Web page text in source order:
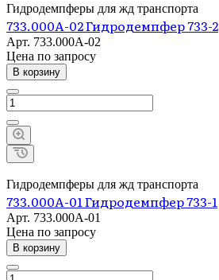
Гидродемпферы для жд транспорта
733.000А-02 Гидродемпфер 733-2
Арт. 733.000А-02
Цена по запросу
В корзину
Гидродемпферы для жд транспорта
733.000А-01 Гидродемпфер 733-1
Арт. 733.000А-01
Цена по запросу
В корзину